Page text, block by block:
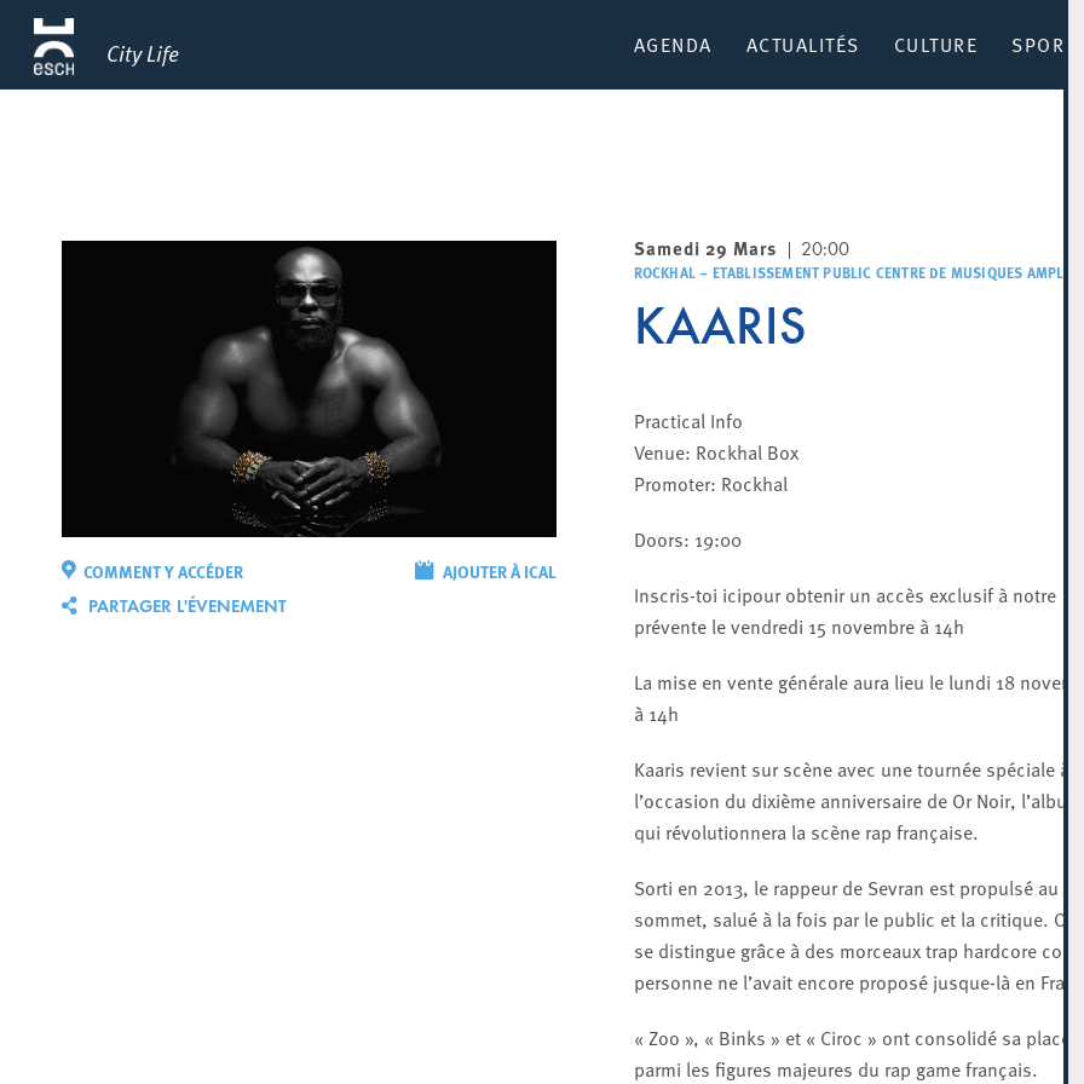
City Life AGENDA ACTUALITÉS CULTURE SPORT
AJOUTER À ICAL
COMMENT Y ACCÉDER
PARTAGER L'ÉVENEMENT
Samedi 29 Mars 20:00
ROCKHAL – ETABLISSEMENT PUBLIC CENTRE DE MUSIQUES
KAARIS
Practical Info
Venue: Rockhal Box
Promoter: Rockhal
Doors: 19:00
Inscris-toi icipour obtenir un accès exclusif à notre
prévente le vendredi 15 novembre à 14h
La mise en vente générale aura lieu le lundi 18
à 14h
Kaaris revient sur scène avec une tournée spéciale à
l’occasion du dixième anniversaire de Or Noir, l’album
qui révolutionnera la scène rap française.
Sorti en 2013, le rappeur de Sevran est propulsé au
sommet, salué à la fois par le public et la critique. Or
se distingue grâce à des morceaux trap hardcore
personne ne l’avait encore proposé jusque-là en
« Zoo », « Binks » et « Ciroc » ont consolidé sa place
parmi les figures majeures du rap game français.